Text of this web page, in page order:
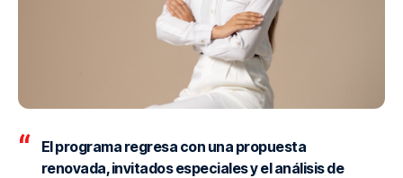
El programa regresa con una propuesta
renovada, invitados especiales y el análisis de